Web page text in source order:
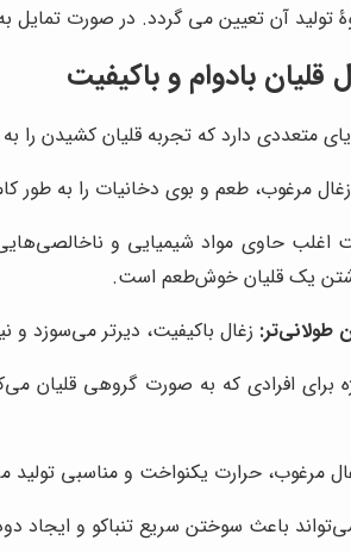
تولید آن تعیین می گردد. در صورت
قلیان بادوام و باکیفیت
متعددی دارد که تجربه قلیان کشیدن
زغال مرغوب، طعم و بوی دخانیات را به طور
اغلب حاوی مواد شیمیایی و
یک قلیان خوش‌طعم است.
زغال باکیفیت، دیرتر می‌سوزد
برای افرادی که به صورت گروهی قلیان
مرغوب، حرارت یکنواخت و مناسبی
باعث سوختن سریع تنباکو و ایجاد